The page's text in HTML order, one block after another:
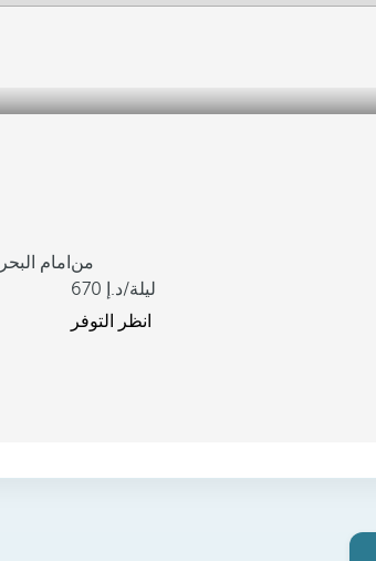
امام البحر من
670
/ليلة
انظر التوفر